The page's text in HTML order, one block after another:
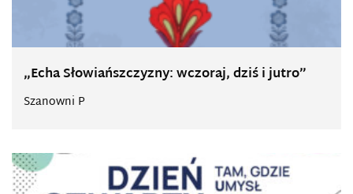
„Echa Słowiańszczyzny: wczoraj, dziś i jutro”
Szanowni P